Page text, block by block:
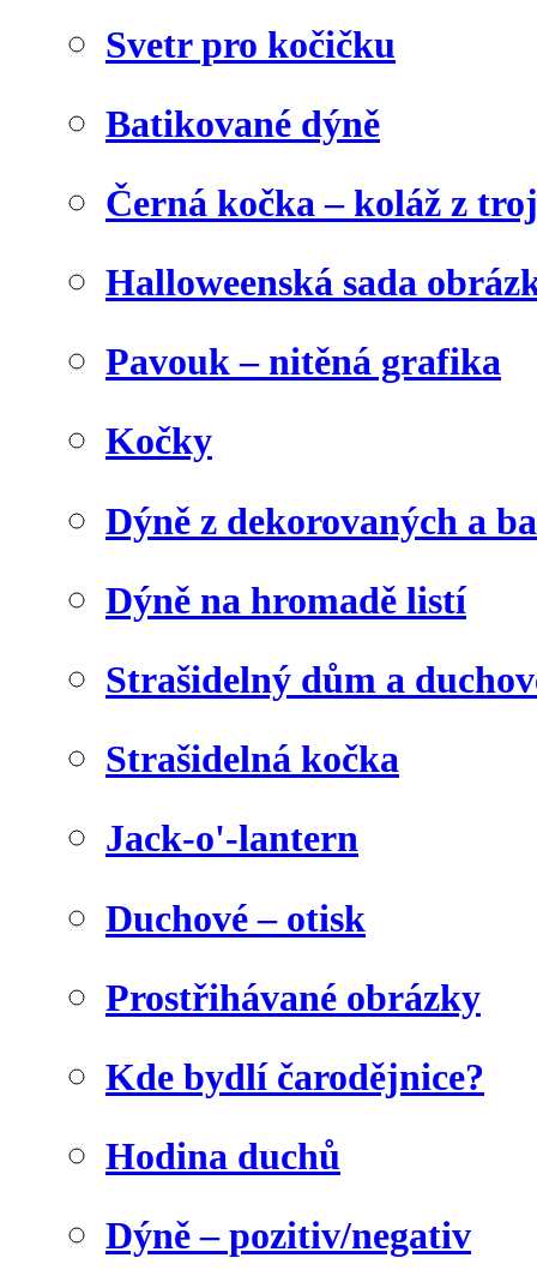
Svetr pro kočičku
Batikované dýně
Černá kočka – koláž z
Halloweenská sada
Pavouk – nitěná grafika
Kočky
Dýně z dekorovaných a
Dýně na hromadě listí
Strašidelný dům a
Strašidelná kočka
Jack-o'-lantern
Duchové – otisk
Prostřihávané obrázky
Kde bydlí čarodějnice?
Hodina duchů
Dýně – pozitiv/negativ